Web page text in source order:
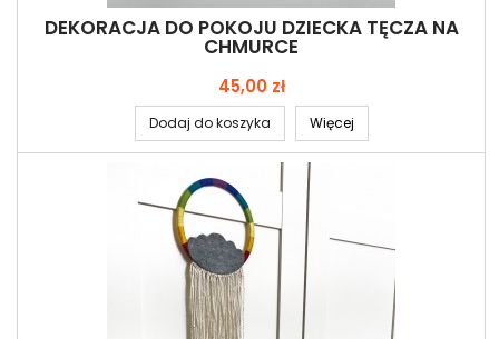
DEKORACJA DO POKOJU DZIECKA TĘCZA NA
CHMURCE
Cena
45,00 zł
Dodaj do koszyka Więcej